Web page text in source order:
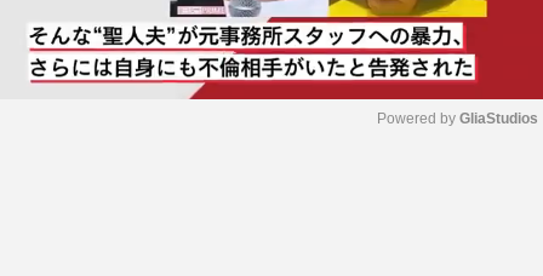
Powered by GliaStudios